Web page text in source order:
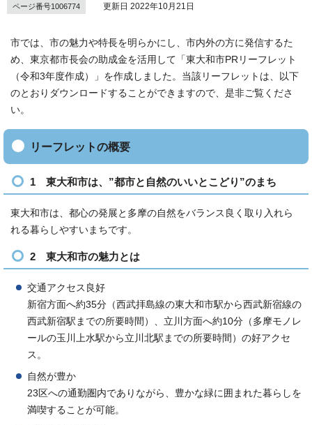
ページ番号1006774 更新日 2022年10月21日
市では、市の魅力や特長を明らかにし、市内外の方に発信するた
め、東京都市長会の助成金を活用して「東大和市PRリーフレット
（令和3年度作成）」を作成しました。当該リーフレットは、以下
のとおりダウンロードすることができますので、是非ご覧くださ
い。
リーフレットの概要
1 東大和市は、”都市と自然のいいとこどり”のまち
東大和市は、都心の発展と多摩の自然をバランス良く取り入れら
れる暮らしやすいまちです。
2 東大和市の魅力とは
交通アクセス良好
新宿方面へ約35分（西武拝島線の東大和市駅から西武新宿線の
西武新宿駅までの所要時間）、立川方面へ約10分（多摩モノレ
ールの玉川上水駅から立川北駅までの所要時間）の好アクセ
ス。
自然が豊か
23区への通勤圏内でありながら、豊かな緑に囲まれた暮らしを
満喫することが可能。